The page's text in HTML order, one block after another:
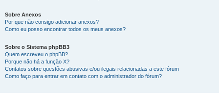
Sobre Anexos
Por que não consigo adicionar anexos?
Como eu posso encontrar todos os meus anexos?
Sobre o Sistema phpBB3
Quem escreveu o phpBB?
Porque não há a função X?
Contatos sobre questões abusivas e/ou ilegais relacionadas a este fórum
Como faço para entrar em contato com o administrador do fórum?